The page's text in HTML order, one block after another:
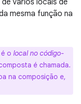
vários locais de
mesma função na
é o local no código-
é chamada.
na composição e,